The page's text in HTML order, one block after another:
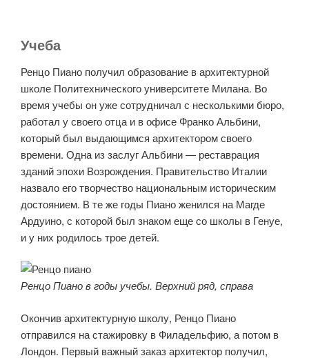
Учеба
Ренцо Пиано получил образование в архитектурной
школе Политехнического университете Милана. Во
время учебы он уже сотрудничал с несколькими бюро,
работал у своего отца и в офисе Франко Альбини,
который был выдающимся архитектором своего
времени. Одна из заслуг Альбини — реставрация
зданий эпохи Возрождения. Правительство Италии
назвало его творчество национальным историческим
достоянием. В те же годы Пиано женился на Магде
Ардуино, с которой был знаком еще со школы в Генуе,
и у них родилось трое детей.
Ренцо Пиано в годы учебы. Верхний ряд, справа
Окончив архитектурную школу, Ренцо Пиано
отправился на стажировку в Филадельфию, а потом в
Лондон. Первый важный заказ архитектор получил,